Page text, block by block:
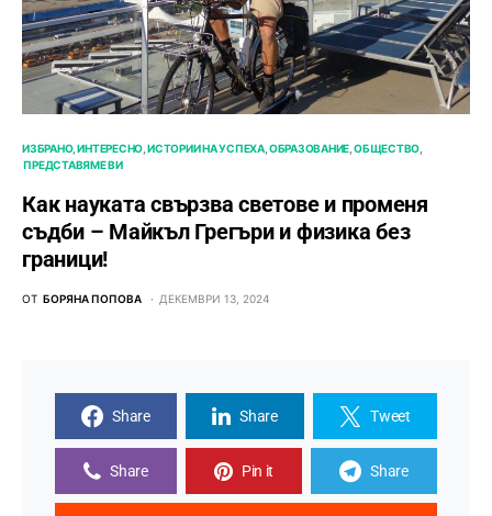
ИЗБРАНО ИНТЕРЕСНО ИСТОРИИ НА УСПЕХА ОБРАЗОВАНИЕ ОБЩЕСТВО
ПРЕДСТАВЯМЕ ВИ
Как науката свързва светове и променя
съдби – Майкъл Грегъри и физика без
граници!
ОТ БОРЯНА ПОПОВА ДЕКЕМВРИ 13, 2024
Share Share Tweet
Share Pin it Share